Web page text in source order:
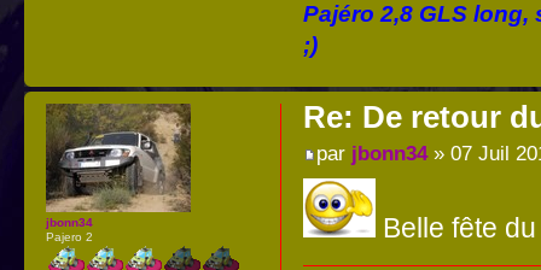
Pajéro 2,8 GLS long,
;)
Re: De retour
par jbonn34» 07 Juil
Belle fête
jbonn34
Pajero 2